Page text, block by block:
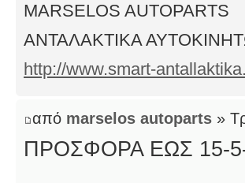
MARSELOS AUTOPARTS
ΑΝΤΑΛΑΚΤΙΚΑ
http://www.smart-
από marselos autoparts »
ΠΡΟΣΦΟΡΑ ΕΩΣ 15-